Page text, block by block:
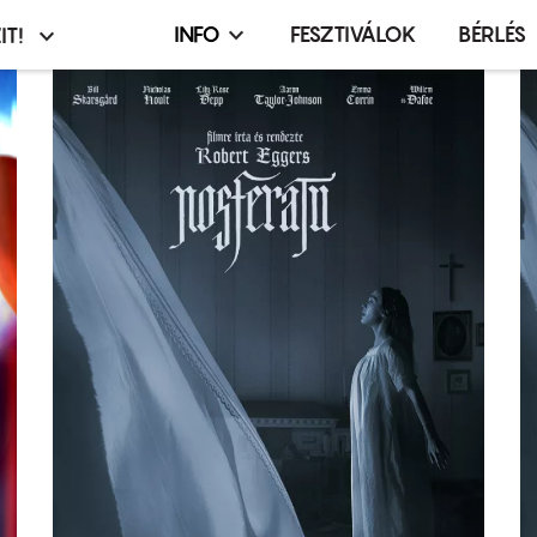
Infó,
esemény,
terembérlés
menü
INFO FESZTIVÁLOK BÉRLÉS